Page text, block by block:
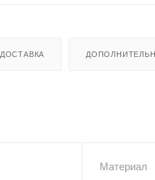
ДОСТАВКА
Материал